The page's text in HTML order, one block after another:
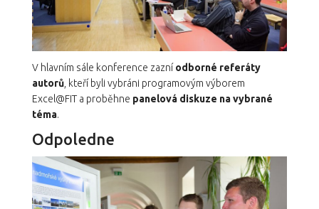
V hlavním sále konference zazní odborné referáty
autorů , kteří byli vybráni programovým výborem
Excel@FIT a proběhne panelová diskuze na vybrané
téma.
Odpoledne